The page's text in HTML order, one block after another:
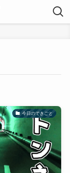
今日のできごと